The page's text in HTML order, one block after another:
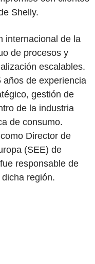
Shelly.
internacional de la
de procesos y
escalables.
años de experiencia
gestión de
de la industria
de consumo.
Director de
(SEE) de
responsable de
región.